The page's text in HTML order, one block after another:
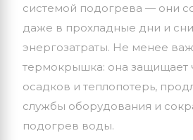
системой подогрева — они
даже в прохладные дни и
энергозатраты. Не менее
термокрышка: она защищает
осадков и теплопотерь,
службы оборудования и
подогрев воды.